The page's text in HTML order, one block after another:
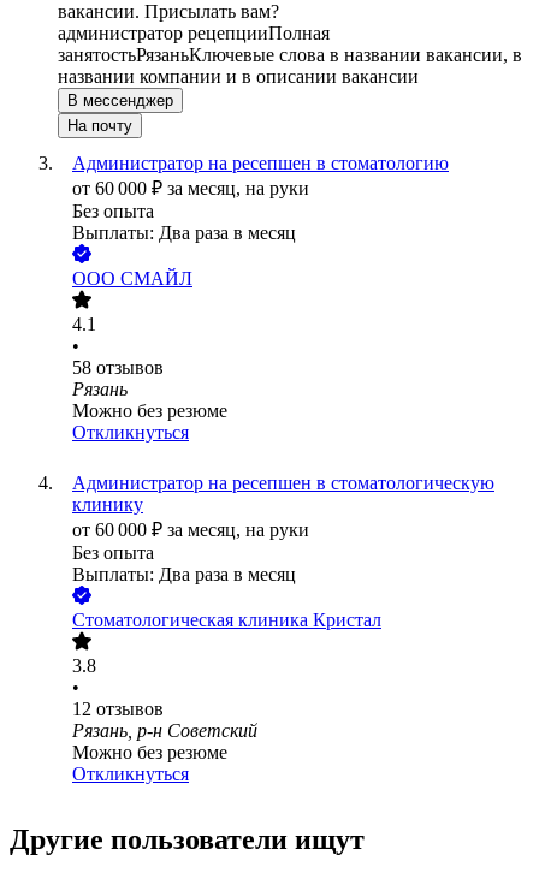
вакансии. Присылать вам?
администратор рецепцииПолная
занятостьРязаньКлючевые слова в названии вакансии, в
названии компании и в описании вакансии
В мессенджер
На почту
Администратор на ресепшен в стоматологию
от 60 000 ₽ за месяц, на руки
Без опыта
Выплаты: Два раза в месяц
ООО СМАЙЛ
4.1
•
58 отзывов
Рязань
Можно без резюме
Откликнуться
Администратор на ресепшен в стоматологическую
клинику
от 60 000 ₽ за месяц, на руки
Без опыта
Выплаты: Два раза в месяц
Стоматологическая клиника Кристал
3.8
•
12 отзывов
Рязань, р-н Советский
Можно без резюме
Откликнуться
Другие пользователи ищут